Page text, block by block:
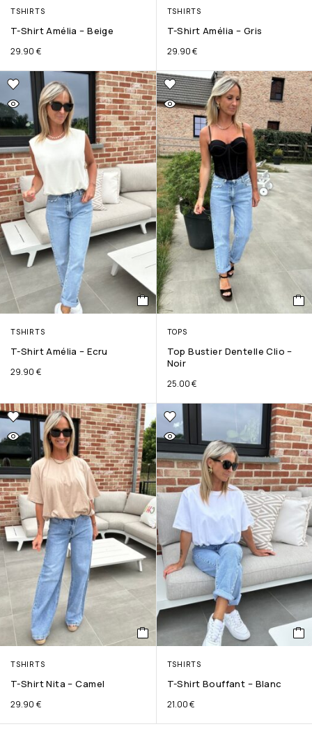
TSHIRTS
T-Shirt Amélia – Beige
29.90 €
TSHIRTS
T-Shirt Amélia – Gris
29.90€
TSHIRTS
T-Shirt Amélia – Ecru
29.90 €
TOPS
Top Bustier Dentelle Clio –
Noir
25.00€
TSHIRTS
T-Shirt Nita – Camel
29.90 €
TSHIRTS
T-Shirt Bouffant – Blanc
21.00€